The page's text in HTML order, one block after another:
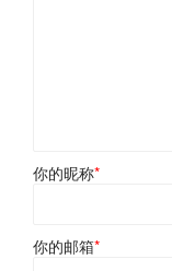
你的昵称*
你的邮箱*